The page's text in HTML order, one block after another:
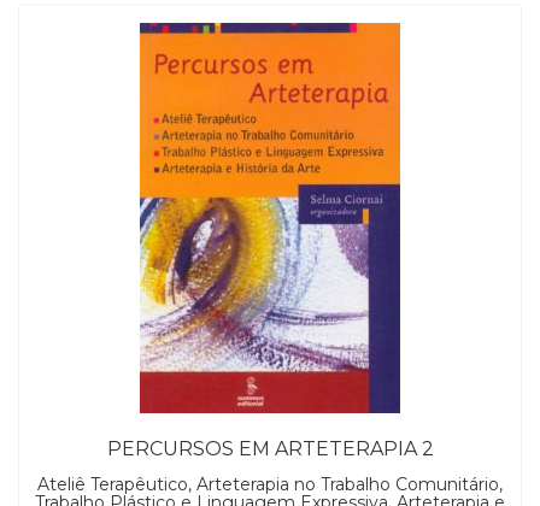
PERCURSOS EM ARTETERAPIA 2
Ateliê Terapêutico, Arteterapia no Trabalho Comunitário,